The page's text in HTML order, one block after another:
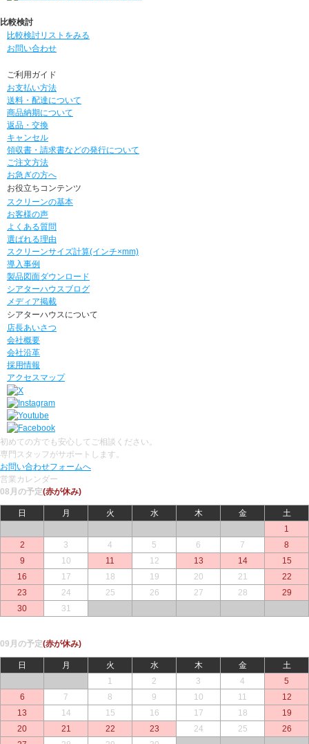
比較検討
比較検討リストをみる
お問い合わせ
ご利用ガイド
お支払い方法
送料・配達について
商品納期について
返品・交換
キャンセル
領収書・請求書などの発行について
ご注文方法
お急ぎの方へ
お役立ちコンテンツ
スクリーンの基本
お客様の声
よくある質問
選ばれる理由
スクリーンサイズ計算(インチ×mm)
導入事例
製品図面ダウンロード
シアターハウスブログ
メディア掲載
シアターハウスについて
店長あいさつ
会社概要
会社沿革
採用情報
アクセスマップ
初めての方でも安心してご相談ください。
専門スタッフがサポートします。
お問い合わせフォームへ
営業カレンダー
08月の予定(赤が休み)
日 月 火 水 木 金
土
1
2
3 4 5 6 7
8
9
10 11 12 13 14
15
16
17 18 19 20 21
22
23
24 25 26 27 28
29
30
31
09月の予定(赤が休み)
日 月 火 水 木 金
土
1 2 3 4
5
6
7 8 9 10 11
12
13
14 15 16 17 18
19
20
21 22 23 24 25
26